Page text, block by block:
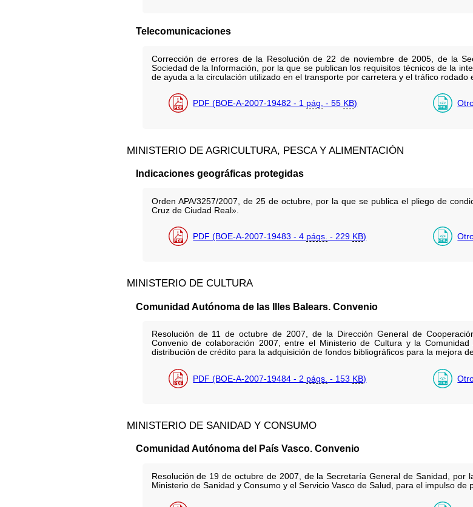
Telecomunicaciones
Corrección de errores de la Resolución de 22 de noviembre de 2005, de la
Sociedad de la Información, por la que se publican los requisitos técnicos de la
de ayuda a la circulación utilizado en el transporte por carretera y el tráfico rodado
PDF (BOE-A-2007-19482 - 1 pág. - 55 KB)
MINISTERIO DE AGRICULTURA, PESCA Y ALIMENTACIÓN
Indicaciones geográficas protegidas
Orden APA/3257/2007, de 25 de octubre, por la que se publica el pliego de
Cruz de Ciudad Real».
PDF (BOE-A-2007-19483 - 4 págs. - 229 KB)
MINISTERIO DE CULTURA
Comunidad Autónoma de las Illes Balears. Convenio
Resolución de 11 de octubre de 2007, de la Dirección General de
Convenio de colaboración 2007, entre el Ministerio de Cultura y la
distribución de crédito para la adquisición de fondos bibliográficos para la mejora
PDF (BOE-A-2007-19484 - 2 págs. - 153 KB)
MINISTERIO DE SANIDAD Y CONSUMO
Comunidad Autónoma del País Vasco. Convenio
Resolución de 19 de octubre de 2007, de la Secretaría General de Sanidad, por
Ministerio de Sanidad y Consumo y el Servicio Vasco de Salud, para el impulso